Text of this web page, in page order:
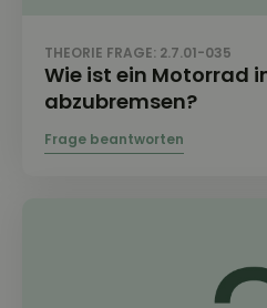
THEORIE FRAGE: 2.7.01-035
Wie ist ein Motorrad
abzubremsen?